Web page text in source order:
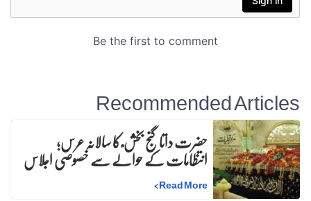
Recommended Articles
حضرت داتا گنج بخش ؒ کا سالانہ عرس;
انتظامات کے حوالے سے خصوصی اجلاس
Read More
>